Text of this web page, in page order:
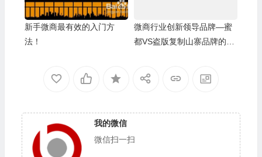
新手微商最有效的入门方
法！
微商行业创新领导品牌—蜜
都VS盗版复制山寨品牌的对
我的微信
微信扫一扫